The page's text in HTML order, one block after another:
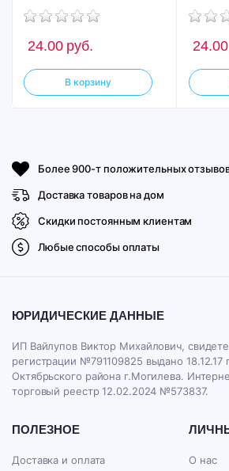
24.00 руб.
В корзину
для
(Rose)
24.00
Более 900-т положительных
Доставка товаров на дом
Скидки постоянным клиентам
Любые способы оплаты
ЮРИДИЧЕСКИЕ ДАННЫЕ
ИП Вайлупов Виктор Михайлович,
регистрации №791109825 выдано 18.12.17
Октябрьского района г.Могилева.
торговый реестр 12.02.2024 №573837.
ПОЛЕЗНОЕ
Доставка и оплата
О нас